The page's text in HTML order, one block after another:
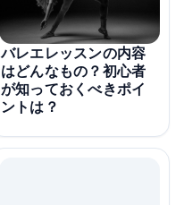
バレエレッスンの内容
はどんなもの？初心者
が知っておくべきポイ
ントは？